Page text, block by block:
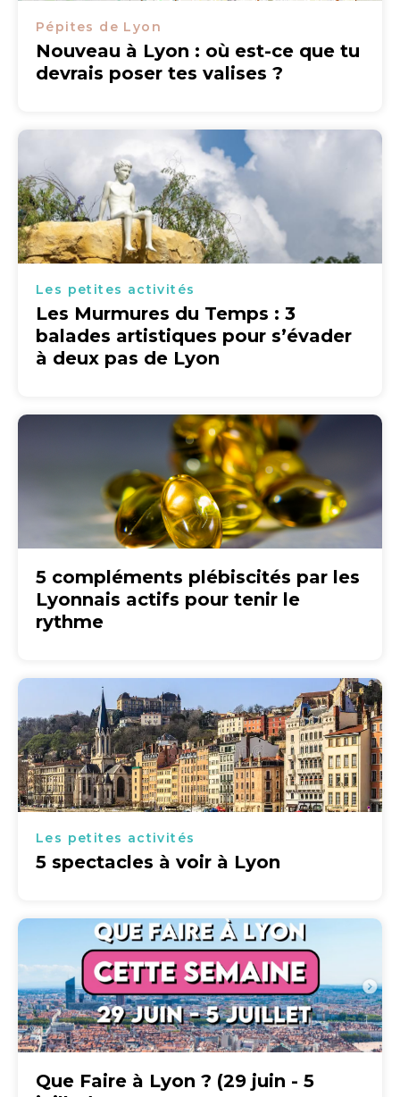
Pépites de Lyon
Nouveau à Lyon : où est-ce que tu
devrais poser tes valises ?
Les petites activités
Les Murmures du Temps : 3
balades artistiques pour s’évader
à deux pas de Lyon
5 compléments plébiscités par les
Lyonnais actifs pour tenir le
rythme
Les petites activités
5 spectacles à voir à Lyon
Que Faire à Lyon ? (29 juin - 5